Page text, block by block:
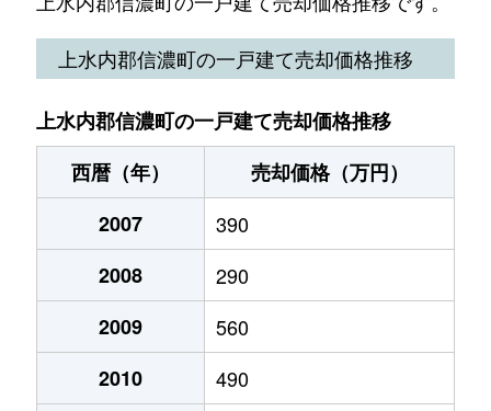
上水内郡信濃町の一戸建て売却価格推移
上水内郡信濃町の一戸建て売却価格推移
西暦（年）
売却価格（万円）
2007
390
2008
290
2009
560
2010
490